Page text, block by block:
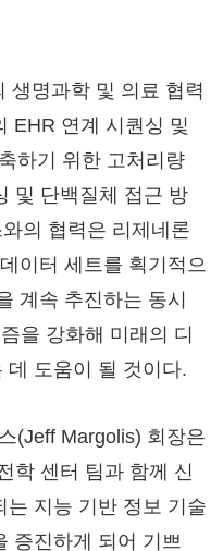
생명과학 및 의료 협력
EHR 연계 시퀀싱 및
하기 위한 고처리량
및 단백질체 접근 방
의 협력은 리제네론
이터 세트를 획기적으
계속 추진하는 동시
을 강화해 미래의 디
데 도움이 될 것이다.
(Jeff Margolis) 회장은
학 센터 팀과 함께 신
는 지능 기반 정보 기술
증진하게 되어 기쁘